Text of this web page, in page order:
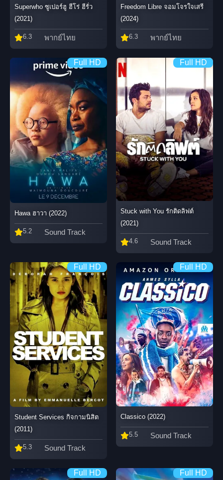
Superwho ซูเปอร์ฮู ฮีโร่ ฮีรั่ว
(2021)
6.3 พากย์ไทย
Freedom Libre จอมโจรใจเสรี
(2024)
6.3 พากย์ไทย
Full HD
Hawa ฮาวา (2022)
5.2 Sound Track
Full HD
Stuck with You รักติดลิฟต์
(2021)
4.6 Sound Track
Full HD
Student Services กิจกามนิสิต
(2011)
5.3 Sound Track
Full HD
Classico (2022)
5.5 Sound Track
Full HD Full HD